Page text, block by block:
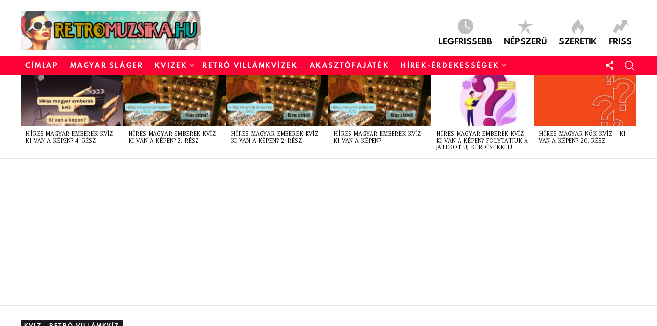
LEGFRISSEBB NÉPSZERŰ SZERETIK FRISS
CÍMLAP MAGYAR SLÁGER KVIZEK RETRÓ VILLÁMKVÍZEK AKASZTÓFAJÁTÉK HÍREK-ÉRDEKESSÉGEK
LATEST
STORIES
HÍRES MAGYAR EMBEREK KVÍZ –
KI VAN A KÉPEN? 4. RÉSZ
HÍRES MAGYAR EMBEREK KVÍZ –
KI VAN A KÉPEN? 3. RÉSZ
HÍRES MAGYAR EMBEREK KVÍZ –
KI VAN A KÉPEN? 2. RÉSZ
HÍRES MAGYAR EMBEREK KVÍZ –
KI VAN A KÉPEN?
HÍRES MAGYAR EMBEREK KVÍZ –
KI VAN A KÉPEN? FOLYTATJUK A
JÁTÉKOT ÚJ KÉRDÉSEKKEL!
HÍRES MAGYAR NŐK KVÍZ – KI
VAN A KÉPEN? 20. RÉSZ